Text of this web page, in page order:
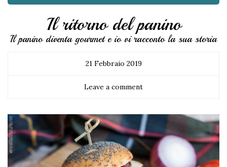
Il ritorno del panino
Il panino diventa gourmet e io vi racconto la sua storia
21 Febbraio 2019
Leave a comment